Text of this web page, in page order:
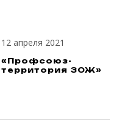
12 апреля 2021
«Профсоюз-
территория ЗОЖ»